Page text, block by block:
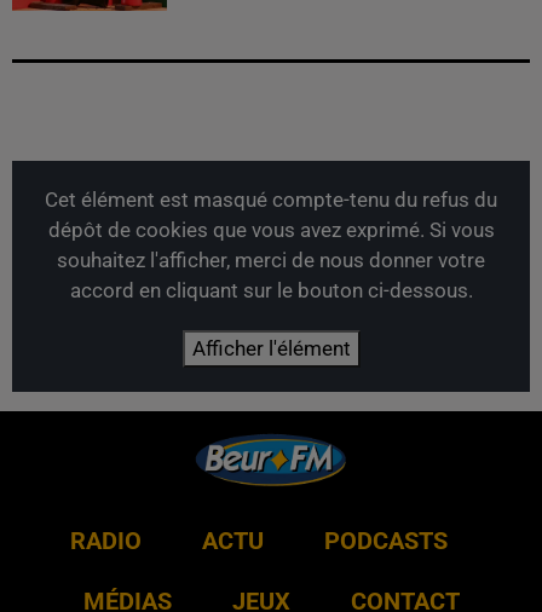
Cet élément est masqué compte-tenu du refus du
dépôt de cookies que vous avez exprimé. Si vous
souhaitez l'afficher, merci de nous donner votre
accord en cliquant sur le bouton ci-dessous.
Afficher l'élément
RADIO ACTU PODCASTS
MÉDIAS JEUX CONTACT